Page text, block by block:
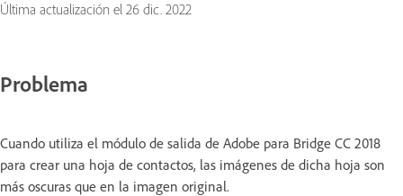
Última actualización el 26 dic. 2022
Problema
Cuando utiliza el módulo de salida de Adobe para Bridge CC 2018
para crear una hoja de contactos, las imágenes de dicha hoja son
más oscuras que en la imagen original.